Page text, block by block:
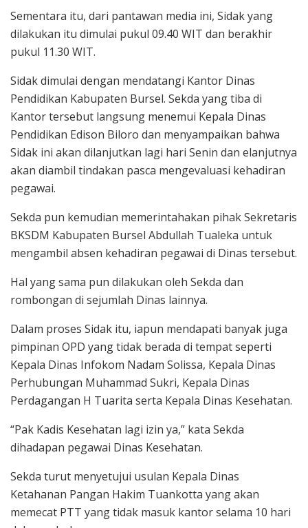
Sementara itu, dari pantawan media ini, Sidak yang
dilakukan itu dimulai pukul 09.40 WIT dan berakhir
pukul 11.30 WIT.
Sidak dimulai dengan mendatangi Kantor Dinas
Pendidikan Kabupaten Bursel. Sekda yang tiba di
Kantor tersebut langsung menemui Kepala Dinas
Pendidikan Edison Biloro dan menyampaikan bahwa
Sidak ini akan dilanjutkan lagi hari Senin dan elanjutnya
akan diambil tindakan pasca mengevaluasi kehadiran
pegawai.
Sekda pun kemudian memerintahakan pihak Sekretaris
BKSDM Kabupaten Bursel Abdullah Tualeka untuk
mengambil absen kehadiran pegawai di Dinas tersebut.
Hal yang sama pun dilakukan oleh Sekda dan
rombongan di sejumlah Dinas lainnya.
Dalam proses Sidak itu, iapun mendapati banyak juga
pimpinan OPD yang tidak berada di tempat seperti
Kepala Dinas Infokom Nadam Solissa, Kepala Dinas
Perhubungan Muhammad Sukri, Kepala Dinas
Perdagangan H Tuarita serta Kepala Dinas Kesehatan.
“Pak Kadis Kesehatan lagi izin ya,” kata Sekda
dihadapan pegawai Dinas Kesehatan.
Sekda turut menyetujui usulan Kepala Dinas
Ketahanan Pangan Hakim Tuankotta yang akan
memecat PTT yang tidak masuk kantor selama 10 hari